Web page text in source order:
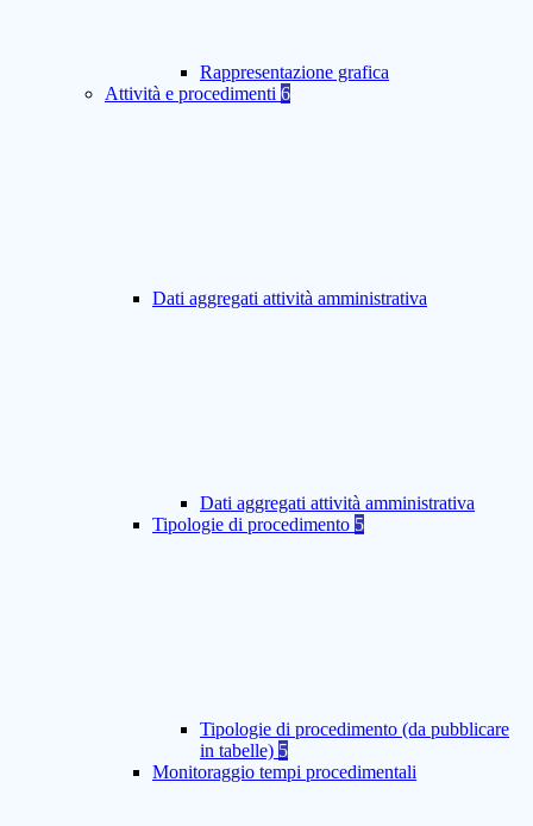
Rappresentazione grafica
Attività e procedimenti 6
Dati aggregati attività amministrativa
Dati aggregati attività amministrativa
Tipologie di procedimento 5
Tipologie di procedimento (da pubblicare
in tabelle) 5
Monitoraggio tempi procedimentali